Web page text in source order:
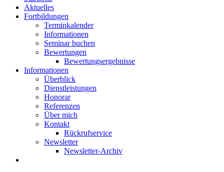
Aktuelles
Fortbildungen
Terminkalender
Informationen
Seminar buchen
Bewertungen
Bewertungsergebnisse
Informationen
Überblick
Dienstleistungen
Honorar
Referenzen
Über mich
Kontakt
Rückrufservice
Newsletter
Newsletter-Archiv